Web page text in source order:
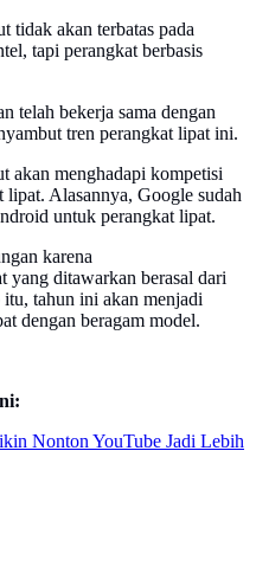
tidak akan terbatas pada
tapi perangkat berbasis
telah bekerja sama dengan
tren perangkat lipat ini.
akan menghadapi kompetisi
lipat. Alasannya, Google sudah
untuk perangkat lipat.
karena
yang ditawarkan berasal dari
tahun ini akan menjadi
dengan beragam model.
Nonton YouTube Jadi Lebih